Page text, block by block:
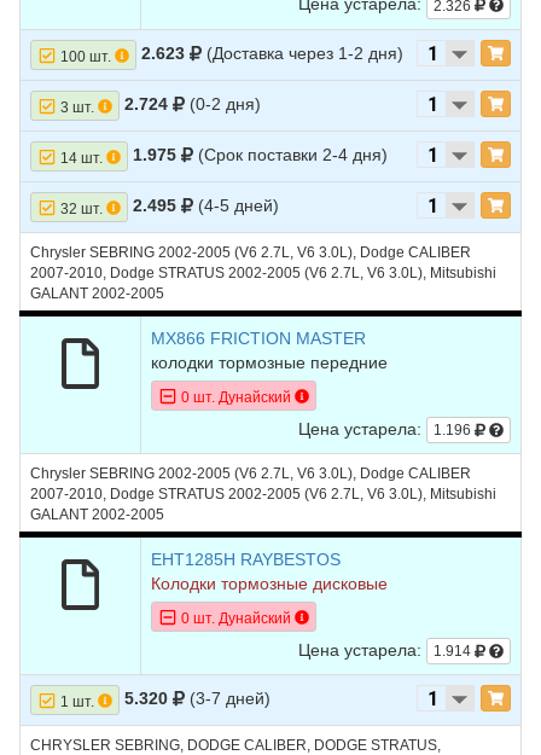
Цена устарела: 2.326
100 шт. 2.623 (Доставка через 1-2 дня)
3 шт. 2.724 (0-2 дня)
14 шт. 1.975 (Срок поставки 2-4 дня)
32 шт. 2.495 (4-5 дней)
Chrysler SEBRING 2002-2005 (V6 2.7L, V6 3.0L), Dodge CALIBER
2007-2010, Dodge STRATUS 2002-2005 (V6 2.7L, V6 3.0L), Mitsubishi
GALANT 2002-2005
MX866 FRICTION MASTER
колодки тормозные передние
0 шт. Дунайский
Цена устарела: 1.196
Chrysler SEBRING 2002-2005 (V6 2.7L, V6 3.0L), Dodge CALIBER
2007-2010, Dodge STRATUS 2002-2005 (V6 2.7L, V6 3.0L), Mitsubishi
GALANT 2002-2005
EHT1285H RAYBESTOS
Колодки тормозные дисковые
0 шт. Дунайский
Цена устарела: 1.914
1 шт. 5.320 (3-7 дней)
CHRYSLER SEBRING, DODGE CALIBER, DODGE STRATUS,